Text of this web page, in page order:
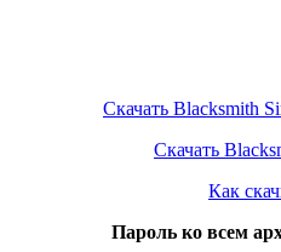
Скачать Blacksmith
Скачать
Как
Пароль ко всем